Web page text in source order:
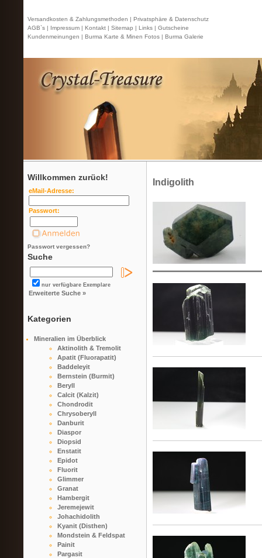
Versandkosten & Zahlungsmethoden | Privatsphäre & Datenschutz
AGB`s | Impressum | Kontakt | Sitemap | Links | Gutscheine
Kundenmeinungen | Burma Karte & Minen Fotos | Burma Galerie
Willkommen zurück!
eMail-Adresse:
Passwort:
Passwort vergessen?
Suche
nur verfügbare Exemplare
Erweiterte Suche »
Kategorien
Mineralien im Überblick
Aktinolith & Tremolit
Apatit (Fluorapatit)
Baddeleyit
Bernstein (Burmit)
Beryll
Calcit (Kalzit)
Chondrodit
Chrysoberyll
Danburit
Diaspor
Diopsid
Enstatit
Epidot
Fluorit
Glimmer
Granat
Hambergit
Jeremejewit
Johachidolith
Kyanit (Disthen)
Mondstein & Feldspat
Painit
Pargasit
Indigolith